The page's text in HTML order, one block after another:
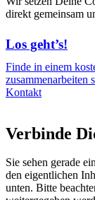
direkt gemeinsam
Los geht’s!
Finde in einem
zusammenarbeiten
Kontakt
Verbinde
Sie sehen gerade
den eigentlichen
unten. Bitte